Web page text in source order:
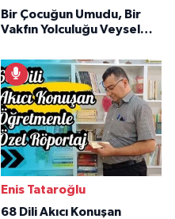
Bir Çocuğun Umudu, Bir
Vakfın Yolculuğu Veysel
Enis Tataroğlu
68 Dili Akıcı Konuşan